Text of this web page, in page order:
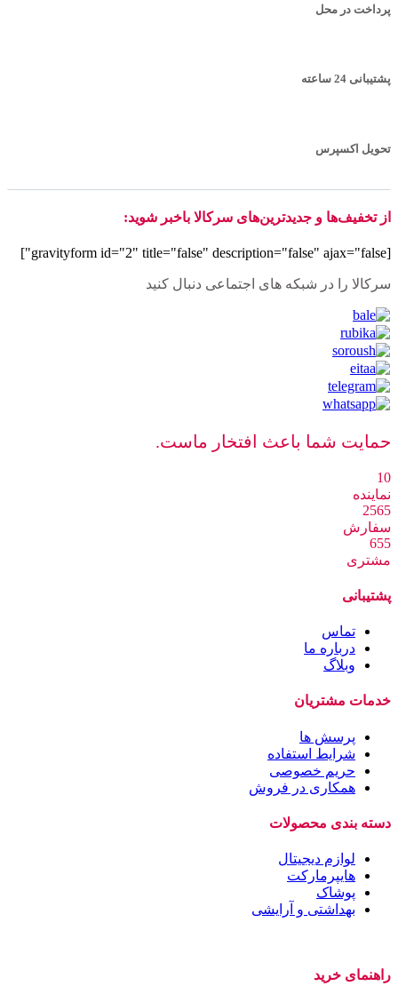
پرداخت در محل
پشتیبانی 24 ساعته
تحویل اکسپرس
از تخفیف‌ها و جدیدترین‌های سرکالا باخبر شوید:
[gravityform id="2" title="false" description="false" ajax="false"]
سرکالا را در شبکه های اجتماعی دنبال کنید
حمایت شما باعث افتخار ماست.
10
نماینده
2565
سفارش
655
مشتری
پشتیبانی
تماس
درباره ما
وبلاگ
خدمات مشتریان
پرسش ها
شرایط استفاده
حریم خصوصی
همکاری در فروش
دسته بندی محصولات
لوازم دیجیتال
هایپرمارکت
پوشاک
بهداشتی و آرایشی
راهنمای خرید